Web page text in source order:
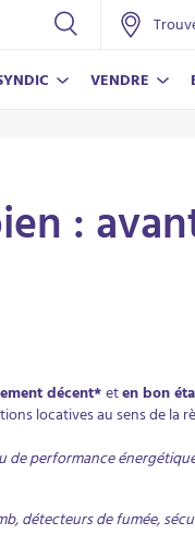
VENDRE
En savoir plus
En savoir plus
:
décent*eten bon
locatives au sens de la
performance
détecteurs de fumée,